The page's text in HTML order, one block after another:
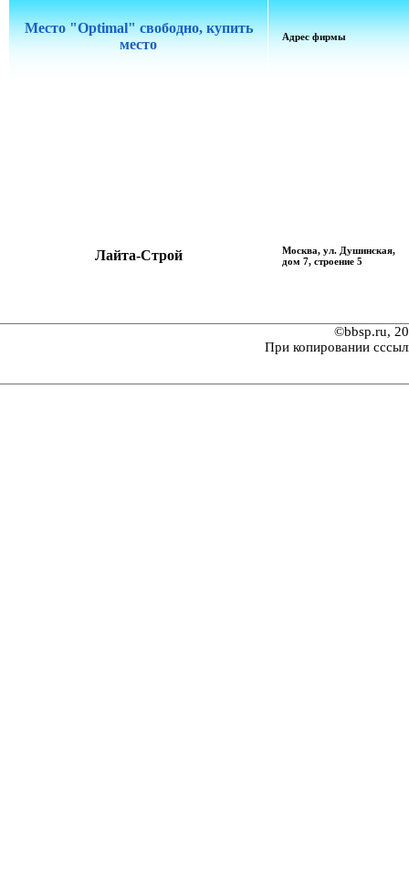
Место "Optimal" свободно, купить
место
Адрес фирмы
Лайта-Строй
Москва, ул. Душинская,
дом 7, строение 5
©bbsp.ru,
При копировании